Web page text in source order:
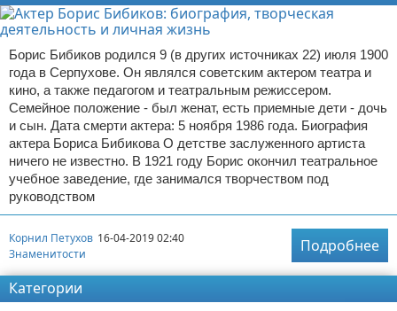
Борис Бибиков родился 9 (в других источниках 22) июля 1900
года в Серпухове. Он являлся советским актером театра и
кино, а также педагогом и театральным режиссером.
Семейное положение - был женат, есть приемные дети - дочь
и сын. Дата смерти актера: 5 ноября 1986 года. Биография
актера Бориса Бибикова О детстве заслуженного артиста
ничего не известно. В 1921 году Борис окончил театральное
учебное заведение, где занимался творчеством под
руководством
Корнил Петухов 16-04-2019 02:40
Знаменитости
Подробнее
Категории